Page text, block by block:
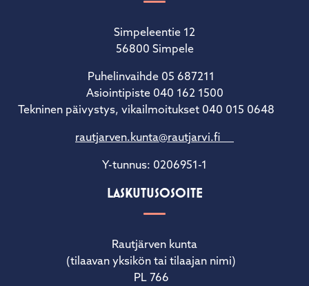
Simpeleentie 12
56800 Simpele
Puhelinvaihde 05 687211
Asiointipiste 040 162 1500
Tekninen päivystys, vikailmoitukset 040 015 0648
rautjarven.kunta@rautjarvi.fi
Y-tunnus: 0206951-1
LASKUTUSOSOITE
Rautjärven kunta
(tilaavan yksikön tai tilaajan nimi)
PL 766